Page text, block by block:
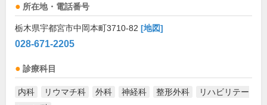
所在地・電話番号
栃木県宇都宮市中岡本町3710-82 [地図]
028-671-2205
診療科目
内科 リウマチ科 外科 神経科 整形外科
リハビリテー